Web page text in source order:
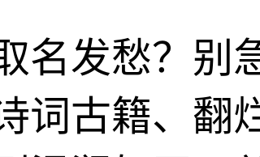
名发愁？别
词古籍、翻